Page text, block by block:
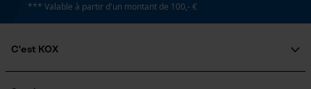
*** Valable à partir d'un montant de 100,- €
C'est KOX